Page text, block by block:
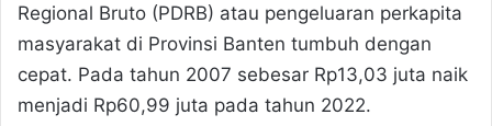
Regional Bruto (PDRB) atau pengeluaran perkapita
masyarakat di Provinsi Banten tumbuh dengan
cepat. Pada tahun 2007 sebesar Rp13,03 juta naik
menjadi Rp60,99 juta pada tahun 2022.